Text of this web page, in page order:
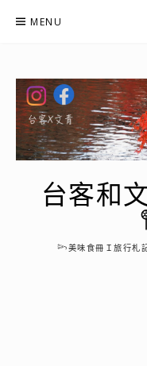
MENU
台客和
𓆸美味食冊Ｉ旅行札